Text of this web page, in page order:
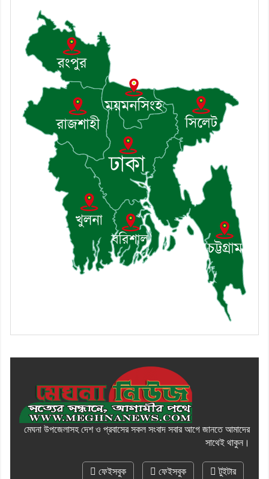
কমিটির মাসিক সভা অনুষ্ঠিত
৮। দাউদকান্দিতে মুচি সম্প্রদায়ের খোঁজখবর
নিলেন ড. খন্দকার মারুফ হোসেন
৯। মেঘনায় আইন-শৃঙ্খলা কমিটির মাসিক
সভা অনুষ্ঠিত
১০। জাতীয় নেতা ড. খন্দকার মোশাররফ
হোসেনের মূল্যায়ন কোথায় এবং একটি
বিশ্লেষণ
মেঘনা উপজেলাসহ দেশ ও প্রবাসের সকল সংবাদ সবার আগে জানতে আমাদের
সাথেই থাকুন।
ফেইসবুক ফেইসবুক টুইটার